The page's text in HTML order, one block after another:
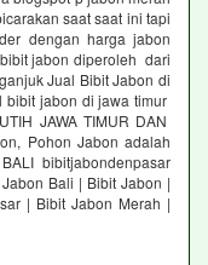
saat saat ini tapi
dengan harga jabon
jabon diperoleh dari
Jual Bibit Jabon di
jabon di jawa timur
JAWA TIMUR DAN
Pohon Jabon adalah
bibitjabondenpasar
Bali | Bibit Jabon |
| Bibit Jabon Merah |